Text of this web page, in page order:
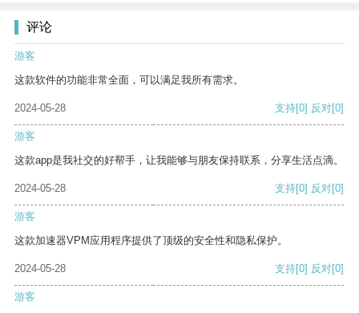
评论
游客
这款软件的功能非常全面，可以满足我所有需求。
2024-05-28 支持[0] 反对[0]
游客
这款app是我社交的好帮手，让我能够与朋友保持联系，分享生活点滴。
2024-05-28 支持[0] 反对[0]
游客
这款加速器VPM应用程序提供了顶级的安全性和隐私保护。
2024-05-28 支持[0] 反对[0]
游客